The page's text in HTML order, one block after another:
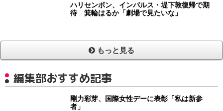
ハリセンボン、インパルス・堤下敦復帰で期
待 箕輪はるか「劇場で見たいな」
もっと見る
編集部おすすめ記事
剛力彩芽、国際女性デーに表彰「私は新参
者」